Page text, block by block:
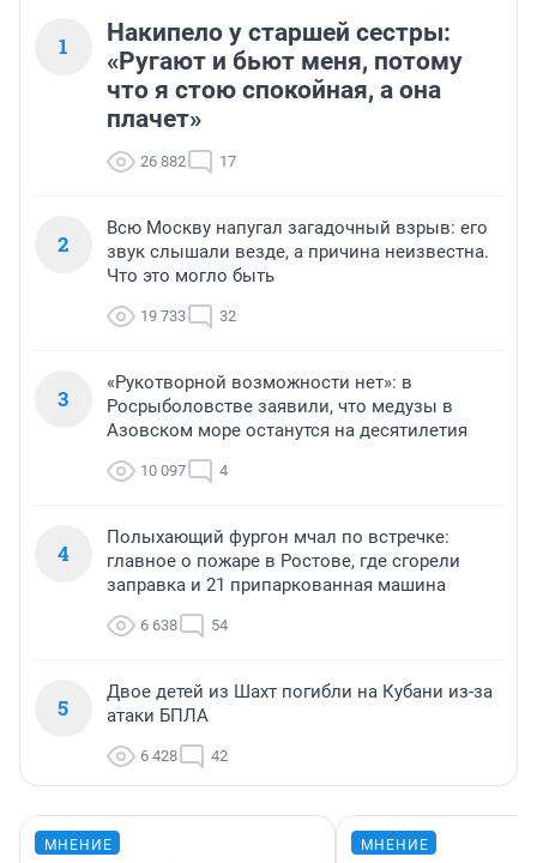
1
Накипело у старшей сестры:
«Ругают и бьют меня, потому
что я стою спокойная, а она
плачет»
26 882 17
2
Всю Москву напугал загадочный взрыв: его
звук слышали везде, а причина неизвестна.
Что это могло быть
19 733 32
3
«Рукотворной возможности нет»: в
Росрыболовстве заявили, что медузы в
Азовском море останутся на десятилетия
10 097 4
4
Полыхающий фургон мчал по встречке:
главное о пожаре в Ростове, где сгорели
заправка и 21 припаркованная машина
6 638 54
5
Двое детей из Шахт погибли на Кубани из-за
атаки БПЛА
6 428 42
МНЕНИЕ МНЕНИЕ